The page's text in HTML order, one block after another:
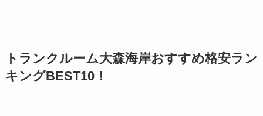
トランクルーム大森海岸おすすめ格安ラン
キングBEST10！